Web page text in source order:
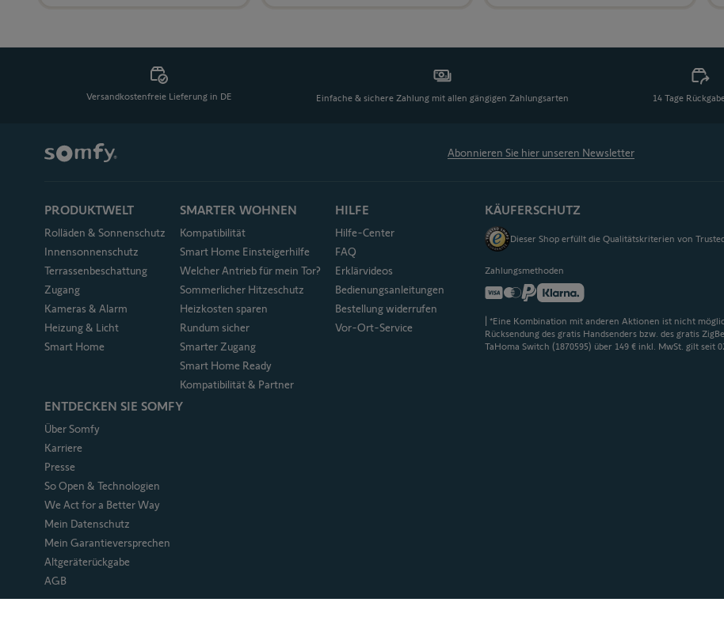
Versandkostenfreie Lieferung in DE Einfache & sichere Zahlung mit allen gängigen Zahlungsarten 14 Tage
Abonnieren Sie hier unseren Newsletter
PRODUKTWELT
Rolläden & Sonnenschutz
Innensonnenschutz
Terrassenbeschattung
Zugang
Kameras & Alarm
Heizung & Licht
Smart Home
SMARTER WOHNEN
Kompatibilität
Smart Home Einsteigerhilfe
Welcher Antrieb für mein Tor?
Sommerlicher Hitzeschutz
Heizkosten sparen
Rundum sicher
Smarter Zugang
Smart Home Ready
Kompatibilität & Partner
HILFE
Hilfe-Center
FAQ
Erklärvideos
Bedienungsanleitungen
Bestellung widerrufen
Vor-Ort-Service
ENTDECKEN SIE SOMFY
Über Somfy
Karriere
Presse
So Open & Technologien
We Act for a Better Way
Mein Datenschutz
Mein Garantieversprechen
Altgeräterückgabe
AGB
KÄUFERSCHUTZ
Dieser Shop erfüllt die Qualitätskriterien von
Zahlungsmethoden
| *Eine Kombination mit anderen Aktionen ist nicht
Rücksendung des gratis Handsenders bzw. des gratis
TaHoma Switch (1870595) über 149 € inkl. MwSt. gilt seit